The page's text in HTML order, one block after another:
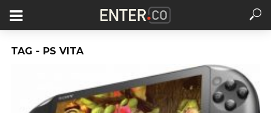
TAG - PS VITA